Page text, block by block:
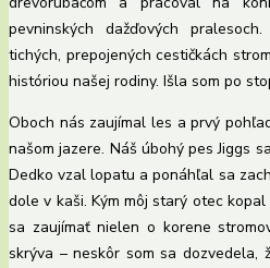
pevninských dažďových
tichých, prepojených cestičkách
históriou našej rodiny. Išla som po
Oboch nás zaujímal les a prvý
našom jazere. Náš úbohý pes Jiggs
Dedko vzal lopatu a ponáhľal sa
dole v kaši. Kým môj starý otec
sa zaujímať nielen o korene
skrýva – neskôr som sa dozvedela,